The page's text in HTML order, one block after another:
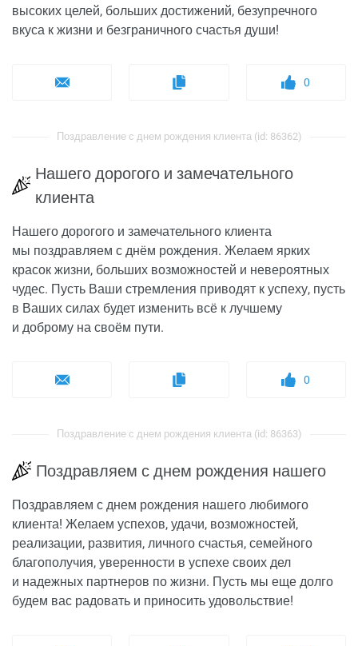
высоких целей, больших достижений, безупречного
вкуса к жизни и безграничного счастья души!
0
Поздравление с днем рождения клиента (id: 86362)
Нашего дорогого и замечательного
клиента
Нашего дорогого и замечательного клиента
мы поздравляем с днём рождения. Желаем ярких
красок жизни, больших возможностей и невероятных
чудес. Пусть Ваши стремления приводят к успеху, пусть
в Ваших силах будет изменить всё к лучшему
и доброму на своём пути.
0
Поздравление с днем рождения клиента (id: 86363)
Поздравляем с днем рождения нашего
Поздравляем с днем рождения нашего любимого
клиента! Желаем успехов, удачи, возможностей,
реализации, развития, личного счастья, семейного
благополучия, уверенности в успехе своих дел
и надежных партнеров по жизни. Пусть мы еще долго
будем вас радовать и приносить удовольствие!